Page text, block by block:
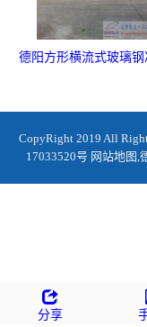
德阳方形横流式玻璃
分享
CopyRight 2019 All
17033520号 网站地图,